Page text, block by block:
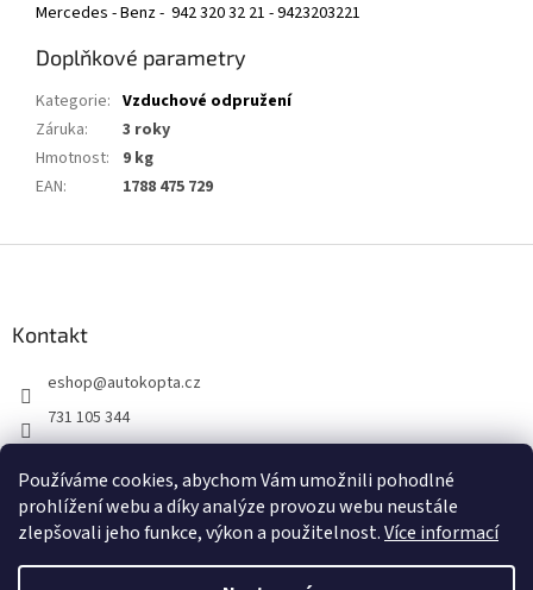
Používáme cookies, abychom Vám umožnili pohodlné
prohlížení webu a díky analýze provozu webu neustále
zlepšovali jeho funkce, výkon a použitelnost.Více informací
Mercedes - Benz - 942 320 32 21 - 9423203221
Doplňkové parametry
Kategorie: Vzduchové odpružení
Záruka:
3 roky
Hmotnost:
9 kg
EAN: 1788 475 729
Kontakt
eshop@autokopta.cz
731 105 344
auto_kopta